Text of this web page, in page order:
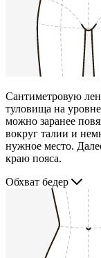
Сантиметровую
туловища на
можно заранее
вокруг талии и
нужное место.
краю пояса.
Обхват бедер